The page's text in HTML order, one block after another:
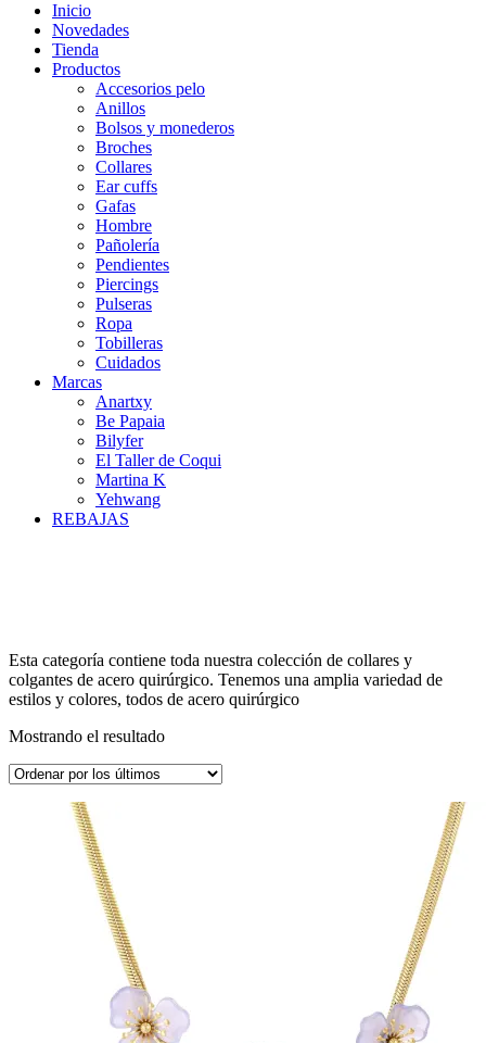
Inicio
Novedades
Tienda
Productos
Accesorios pelo
Anillos
Bolsos y monederos
Broches
Collares
Ear cuffs
Gafas
Hombre
Pañolería
Pendientes
Piercings
Pulseras
Ropa
Tobilleras
Cuidados
Marcas
Anartxy
Be Papaia
Bilyfer
El Taller de Coqui
Martina K
Yehwang
REBAJAS
Esta categoría contiene toda nuestra colección de collares y
colgantes de acero quirúrgico. Tenemos una amplia variedad de
estilos y colores, todos de acero quirúrgico
Mostrando el resultado